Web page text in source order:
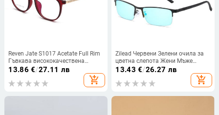
Reven Jate S1017 Acetate Full Rim
Гъвкава висококачествена
рамка за очила за мъже и жени
Оптична рамка за очила Очила
13.86 €/27.11 лв
add_shopping_cart
Zilead Червени Зелени очила за
цветна слепота Жени Мъже
Цветни слепи HD коригиращи
очила TR90 Frame Driver Glasses
For Daltonism
13.43 €/26.27 лв
add_shopping_cart